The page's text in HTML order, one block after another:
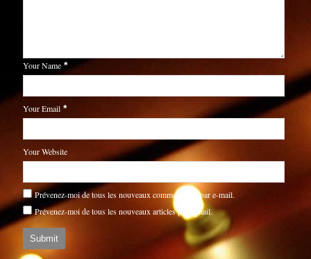
Your Name *
Your Email *
Your Website
Prévenez-moi de tous les nouveaux commentaires par e-mail.
Prévenez-moi de tous les nouveaux articles par e-mail.